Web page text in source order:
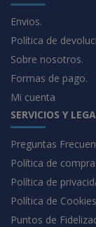
Envios.
Política de
Sobre nosotros.
Formas de pago.
Mi cuenta
SERVICIOS Y
Preguntas
Política de compra
Política de
Política de Cookies
Puntos de